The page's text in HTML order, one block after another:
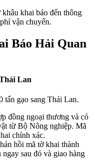
khai báo đến thông
vận chuyển.
Báo Hải Quan
Lan
tấn gạo sang Thái Lan.
đồng ngoại thương và có
từ Bộ Nông nghiệp. Mã
chính xác.
hồi mã tờ khai thành
sau đó và giao hàng